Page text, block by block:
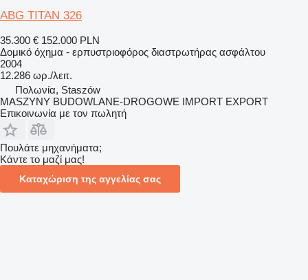
ABG TITAN 326
35.300 € 152.000 PLN
Δομικό όχημα - ερπυστριοφόρος διαστρωτήρας ασφάλτου
2004
12.286 ωρ./λειτ.
Πολωνία, Staszów
MASZYNY BUDOWLANE-DROGOWE IMPORT EXPORT
Επικοινωνία με τον πωλητή
Πουλάτε μηχανήματα;
Κάντε το μαζί μας!
Καταχώριση της αγγελίας σας